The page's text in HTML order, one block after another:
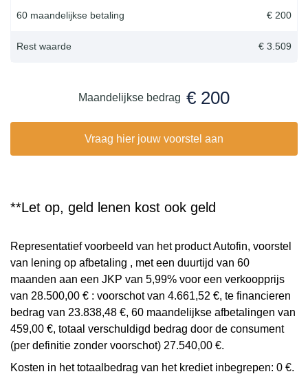
60 maandelijkse betaling € 200
Rest waarde € 3.509
Maandelijkse bedrag € 200
Vraag hier jouw voorstel aan
**Let op, geld lenen kost ook geld
Representatief voorbeeld van het product Autofin, voorstel
van lening op afbetaling , met een duurtijd van 60
maanden aan een JKP van 5,99% voor een verkoopprijs
van 28.500,00 € : voorschot van 4.661,52 €, te financieren
bedrag van 23.838,48 €, 60 maandelijkse afbetalingen van
459,00 €, totaal verschuldigd bedrag door de consument
(per definitie zonder voorschot) 27.540,00 €.
Kosten in het totaalbedrag van het krediet inbegrepen: 0 €.